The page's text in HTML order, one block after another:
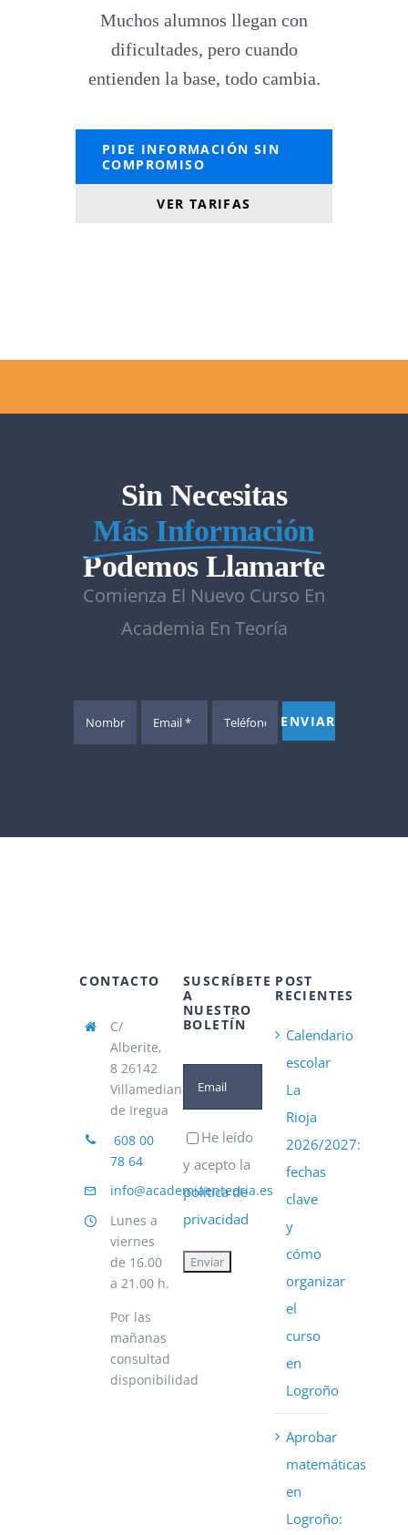
Muchos alumnos llegan con
dificultades, pero cuando
entienden la base, todo cambia.
PIDE INFORMACIÓN SIN
COMPROMISO
VER TARIFAS
Sin Necesitas
Más Información
Podemos Llamarte
Comienza El Nuevo Curso En
Academia En Teoría
ENVIAR
CONTACTO
C/
Alberite,
8 26142
Villamediana
de Iregua
608 00
78 64
info@academiaenteoria.es
Lunes a
viernes
de 16.00
a 21.00 h.
Por las
mañanas
consultad
disponibilidad
SUSCRÍBETE
A
NUESTRO
BOLETÍN
He leído
y acepto la
política de
privacidad
POST
RECIENTES
Calendario
escolar
La
Rioja
2026/2027:
fechas
clave
y
cómo
organizar
el
curso
en
Logroño
Aprobar
matemáticas
en
Logroño: